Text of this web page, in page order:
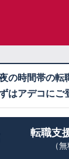
の時間帯の転
はアデコにご
転職支
（無